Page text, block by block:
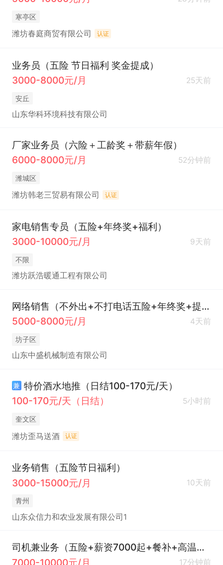
寒亭区
潍坊春庭商贸有限公司 认证
业务员（五险 节日福利 奖金提成）
3000-8000元/月
25天前
安丘
山东华科环境科技有限公司
厂家业务员（六险＋工龄奖＋带薪年假）
6000-8000元/月
52分钟前
潍城区
潍坊韩老三贸易有限公司 认证
家电销售专员（五险+年终奖+福利）
3000-10000元/月
9天前
不限
潍坊跃浩暖通工程有限公司
网络销售（不外出+不打电话五险+年终奖+提成高）
5000-8000元/月
4天前
坊子区
山东中盛机械制造有限公司
兼 特价酒水地推（日结100-170元/天）
100-170元/天（日结）
5小时前
奎文区
潍坊歪马送酒 认证
业务销售（五险节日福利）
3000-15000元/月
10天前
青州
山东众信力和农业发展有限公司1
司机兼业务（五险+薪资7000起+餐补+高温福利+节日福利）
7000-10000元/月
17分钟前